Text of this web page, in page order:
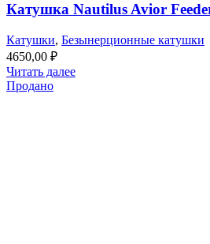
Катушка Nautilus Avior
Катушки, Безынерционные катушки
4650,00 ₽
Читать далее
Продано